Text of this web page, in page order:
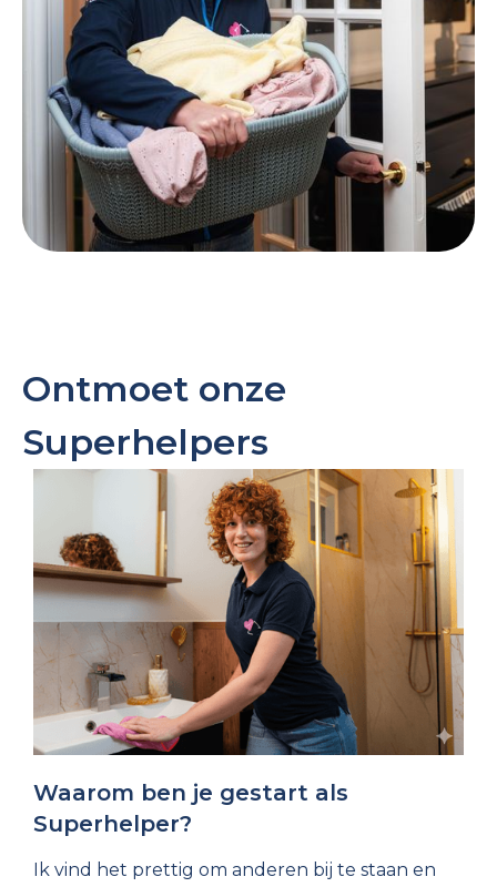
Ontmoet onze
Superhelpers
Waarom ben je gestart als
Superhelper?
Ik vind het prettig om anderen bij te staan en